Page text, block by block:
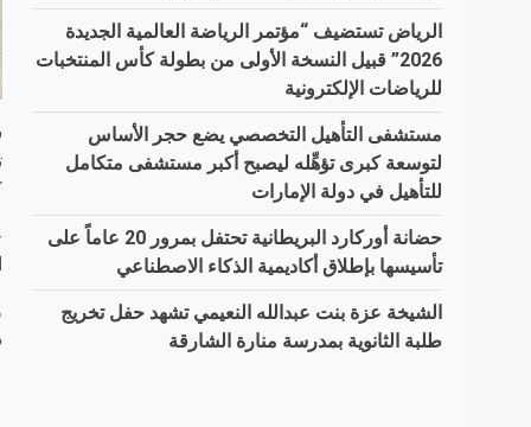
الرياض تستضيف “مؤتمر الرياضة العالمية الجديدة
2026” قبيل النسخة الأولى من بطولة كأس المنتخبات
للرياضات الإلكترونية
مستشفى التأهيل التخصصي يضع حجر الأساس
لتوسعة كبرى تؤهِّله ليصبح أكبر مستشفى متكامل
للتأهيل في دولة الإمارات
حضانة أوركارد البريطانية تحتفل بمرور 20 عاماً على
تأسيسها بإطلاق أكاديمية الذكاء الاصطناعي
الشيخة عزة بنت عبدالله النعيمي تشهد حفل تخريج
طلبة الثانوية بمدرسة منارة الشارقة